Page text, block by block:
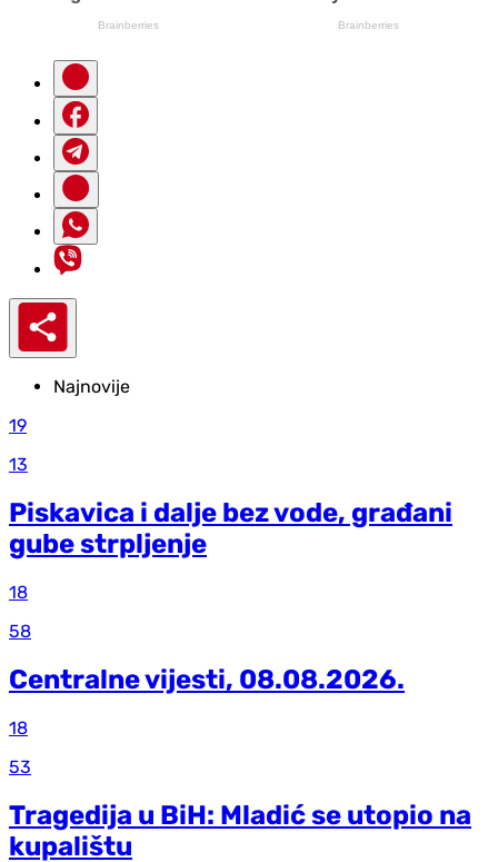
Najnovije
19
13
Piskavica i dalje bez vode, građani
gube strpljenje
18
58
Centralne vijesti, 08.08.2026.
18
53
Tragedija u BiH: Mladić se utopio na
kupalištu